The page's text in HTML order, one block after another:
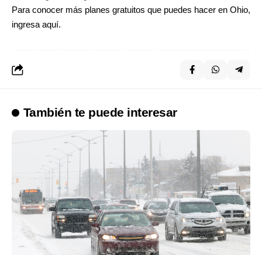
Para conocer más planes gratuitos que puedes hacer en Ohio,
ingresa aquí.
También te puede interesar